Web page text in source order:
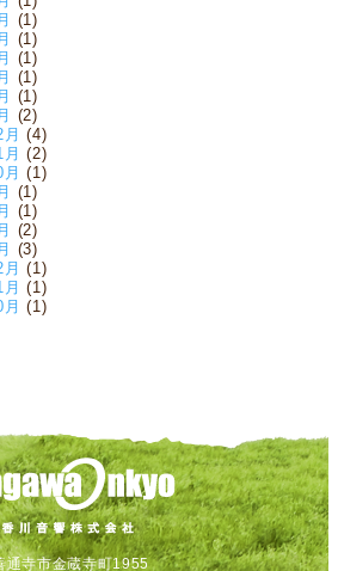
(1)
(1)
(1)
(1)
(1)
(2)
(4)
(2)
(1)
(1)
(1)
(2)
(3)
(1)
(1)
(1)
通寺市金蔵寺町1955